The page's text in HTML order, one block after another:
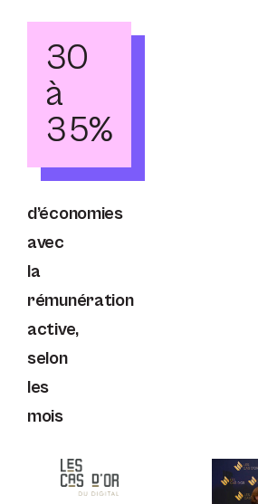
d’économies
avec
la
rémunération
active,
selon
les
mois
30
à
35%